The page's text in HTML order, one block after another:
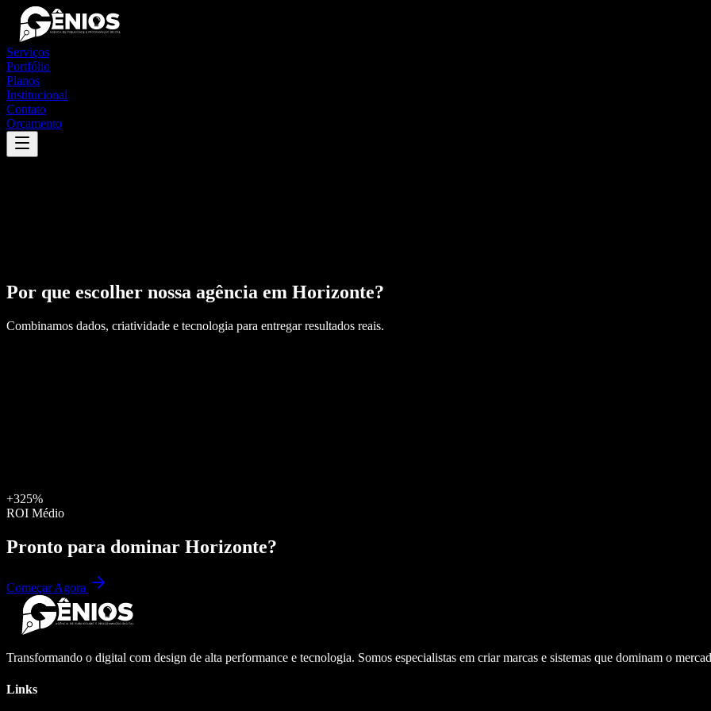
Serviços
Portfólio
Planos
Institucional
Contato
Orçamento
Por que escolher nossa agência em Horizonte?
Combinamos dados, criatividade e tecnologia para entregar resultados reais.
+325%
ROI Médio
Pronto para dominar Horizonte?
Começar Agora
Transformando o digital com design de alta performance e tecnologia. Somos especialistas em criar marcas e sistemas que dominam o
Links